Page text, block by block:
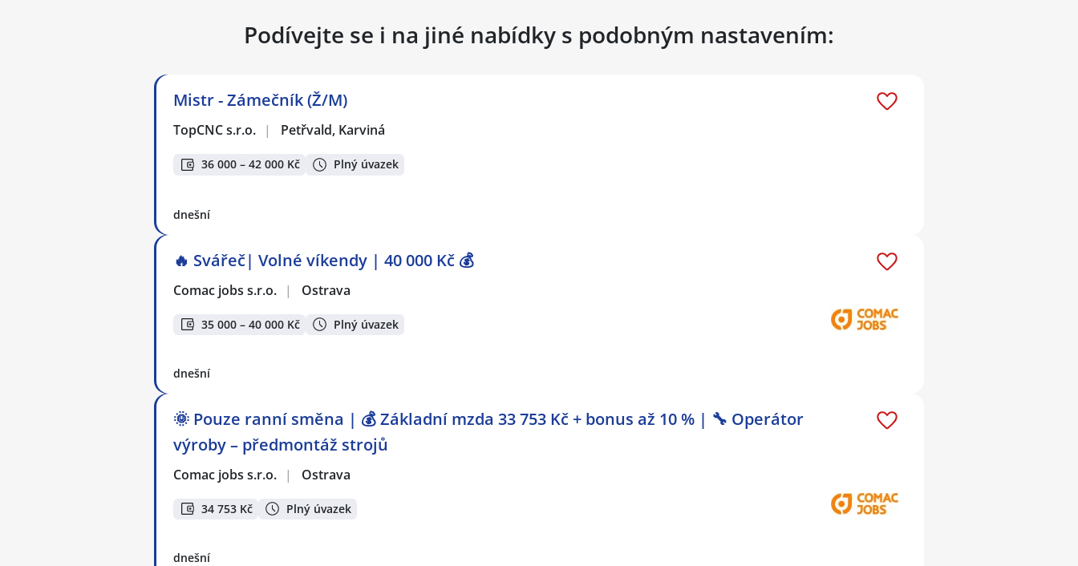
Podívejte se i na jiné nabídky s podobným nastavením:
Mistr - Zámečník (Ž/M)
TopCNC s.r.o. | Petřvald, Karviná
36 000 – 42 000 Kč Plný úvazek
dnešní
🔥 Svářeč| Volné víkendy | 40 000 Kč 💰
Comac jobs s.r.o. | Ostrava
35 000 – 40 000 Kč Plný úvazek
dnešní
🌞 Pouze ranní směna | 💰 Základní mzda 33 753 Kč + bonus až 10 % | 🔧 Operátor
výroby – předmontáž strojů
Comac jobs s.r.o. | Ostrava
34 753 Kč Plný úvazek
dnešní